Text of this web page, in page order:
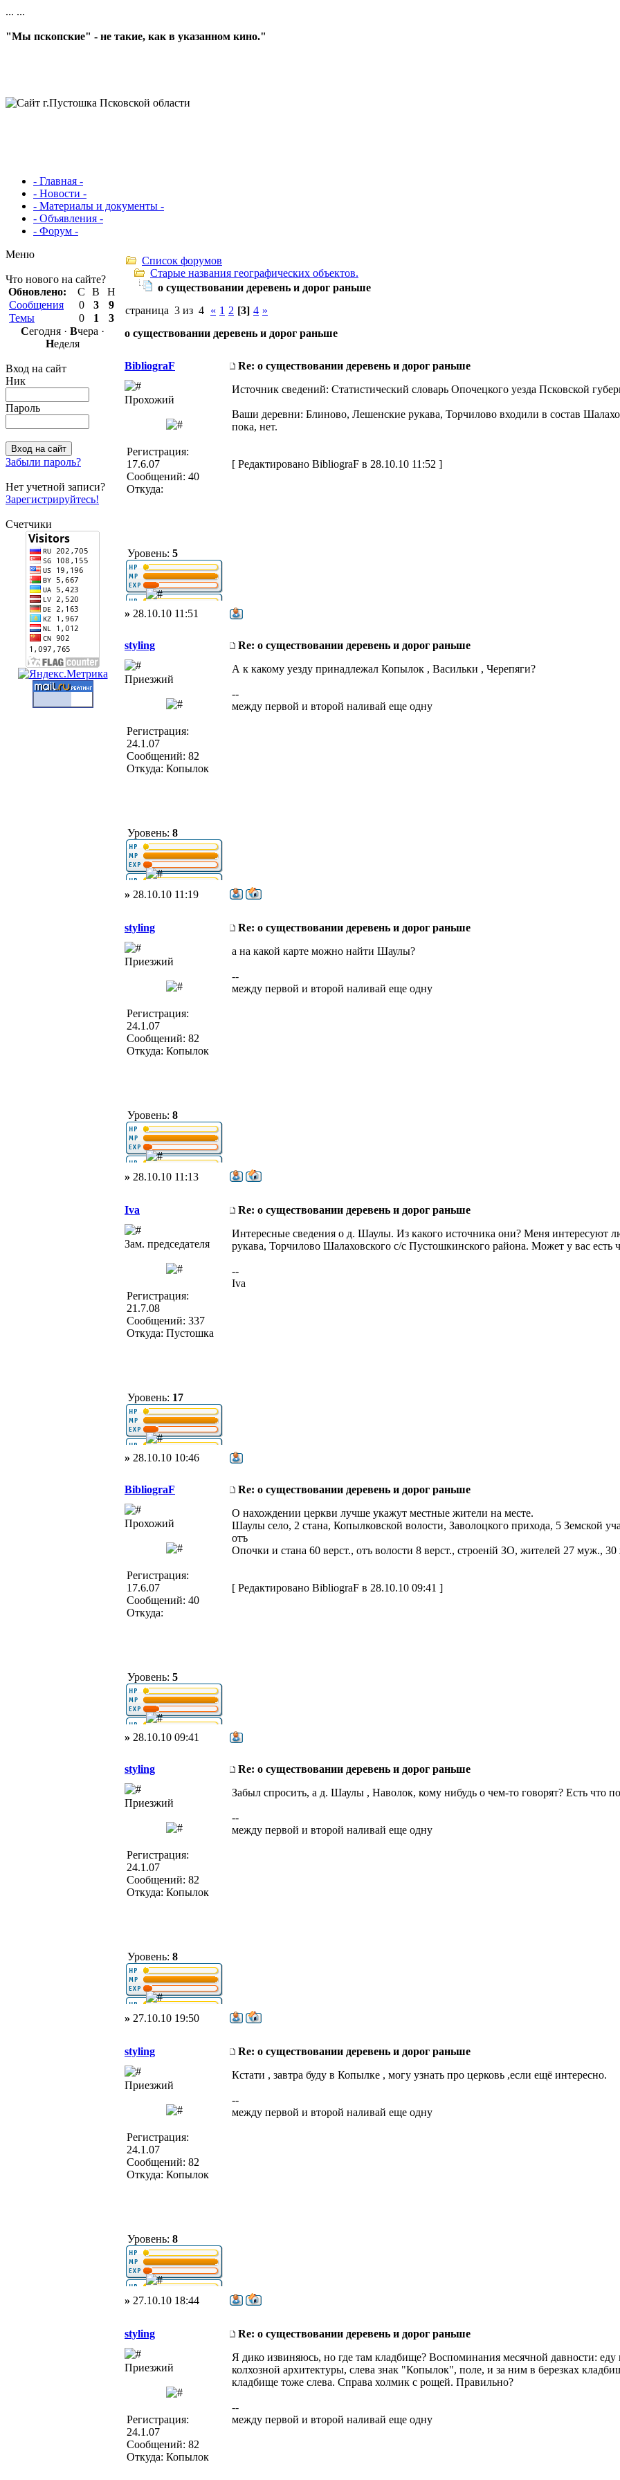
... ...
"Мы пскопские" - не такие, как в указанном кино."
- Главная -
- Новости -
- Материалы и документы -
- Объявления -
- Форум -
Меню
Что нового на сайте?
Обновлено:
С В
Н
Сообщения
0 3
9
Темы
0 1
3
Сегодня · Вчера ·
Неделя
Вход на сайт
Ник
Пароль
Забыли пароль?
Нет учетной записи?
Зарегистрируйтесь!
Счетчики
Список форумов
Старые названия географических объектов.
о существовании деревень и дорог раньше
страница 3 из 4 « 1 2 [3] 4 »
о существовании деревень и дорог раньше
BibliograF Re: о существовании деревень и дорог раньше
Прохожий
Регистрация:
17.6.07
Сообщений: 40
Откуда:
Уровень: 5
Источник сведений: Статистический словарь Опочецкого уезда Псковской
Ваши деревни: Блиново, Лешенские рукава, Торчилово входили в состав
пока, нет.
[ Редактировано BibliograF в 28.10.10 11:52 ]
» 28.10.10 11:51
styling Re: о существовании деревень и дорог раньше
Приезжий
Регистрация:
24.1.07
Сообщений: 82
Откуда: Копылок
Уровень: 8
А к какому уезду принадлежал Копылок , Васильки , Черепяги?
--
между первой и второй наливай еще одну
» 28.10.10 11:19
styling Re: о существовании деревень и дорог раньше
Приезжий
Регистрация:
24.1.07
Сообщений: 82
Откуда: Копылок
Уровень: 8
а на какой карте можно найти Шаулы?
--
между первой и второй наливай еще одну
» 28.10.10 11:13
Iva Re: о существовании деревень и дорог раньше
Зам. председателя
Регистрация:
21.7.08
Сообщений: 337
Откуда: Пустошка
Уровень: 17
Интересные сведения о д. Шаулы. Из какого источника они? Меня интересуют
рукава, Торчилово Шалаховского с/с Пустошкинского района. Может у вас есть
--
Iva
» 28.10.10 10:46
BibliograF Re: о существовании деревень и дорог раньше
Прохожий
Регистрация:
17.6.07
Сообщений: 40
Откуда:
Уровень: 5
О нахождении церкви лучше укажут местные жители на месте.
Шаулы село, 2 стана, Копылковской волости, Заволоцкого прихода, 5 Земской
отъ
Опочки и стана 60 верст., отъ волости 8 верст., строенiй ЗО, жителей 27 муж.,
[ Редактировано BibliograF в 28.10.10 09:41 ]
» 28.10.10 09:41
styling Re: о существовании деревень и дорог раньше
Приезжий
Регистрация:
24.1.07
Сообщений: 82
Откуда: Копылок
Уровень: 8
Забыл спросить, а д. Шаулы , Наволок, кому нибудь о чем-то говорят? Есть что
--
между первой и второй наливай еще одну
» 27.10.10 19:50
styling Re: о существовании деревень и дорог раньше
Приезжий
Регистрация:
24.1.07
Сообщений: 82
Откуда: Копылок
Уровень: 8
Кстати , завтра буду в Копылке , могу узнать про церковь ,если ещё интересно.
--
между первой и второй наливай еще одну
» 27.10.10 18:44
styling Re: о существовании деревень и дорог раньше
Приезжий
Регистрация:
24.1.07
Сообщений: 82
Откуда: Копылок
Я дико извиняюсь, но где там кладбище? Воспоминания месячной давности:
колхозной архитектуры, слева знак "Копылок", поле, и за ним в березках
кладбище тоже слева. Справа холмик с рощей. Правильно?
--
между первой и второй наливай еще одну